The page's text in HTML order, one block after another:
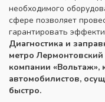
необходимого
сфере позволяет
гарантировать
Диагностика и
метро Лермонтовский
компании «Вольтаж»,
автомобилистов,
быстро.